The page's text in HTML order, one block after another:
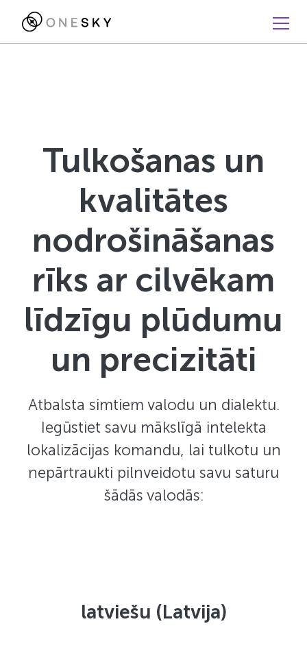
Tulkošanas un
kvalitātes
nodrošināšanas
rīks ar cilvēkam
līdzīgu plūdumu
un precizitāti
Atbalsta simtiem valodu un dialektu.
Iegūstiet savu mākslīgā intelekta
lokalizācijas komandu, lai tulkotu un
nepārtraukti pilnveidotu savu saturu
šādās valodās:
latviešu (Latvija)